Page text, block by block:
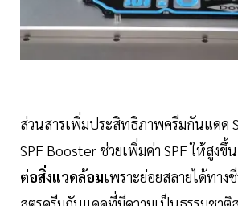
ส่วนสารเพิ่มประสิทธิภาพครีมกันแดด
SPF Booster ช่วยเพิ่มค่า SPF ให้สูงขึ้
ต่อสิ่งแวดล้อมเพราะย่อยสลายได้ทาง